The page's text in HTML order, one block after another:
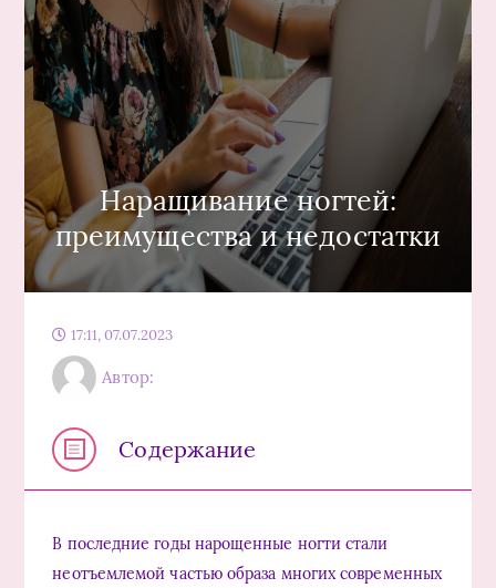
Наращивание ногтей:
преимущества и недостатки
17:11, 07.07.2023
Автор:
Содержание
В последние годы нарощенные ногти стали
неотъемлемой частью образа многих современных